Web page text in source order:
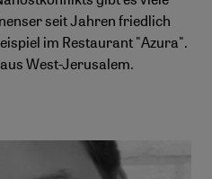
seit Jahren friedlich
im Restaurant "Azura".
West-Jerusalem.